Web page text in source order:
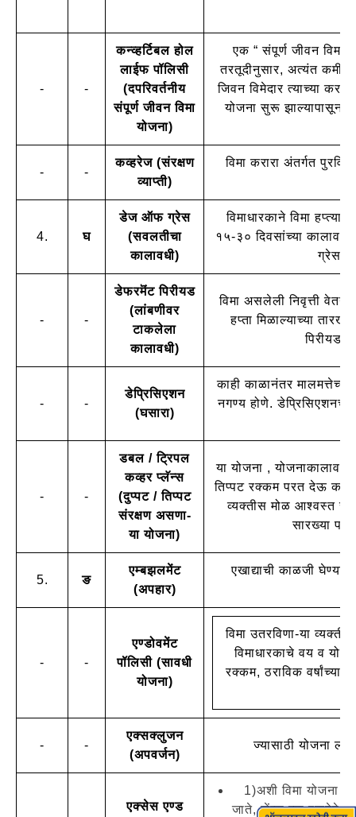
- -
कन्व्हर्टिबल होल
लाईफ पॉलिसी
(दपरिवर्तनीय
संपूर्ण जीवन विमा
योजना)
एक “ संपूर्ण जीवन विमा
तरतूदीनुसार, अत्यंत कमी
जिवन विमेदार त्याच्या
योजना सुरू झाल्यापासून ५
- -
कव्हरेज (संरक्षण
व्याप्ती)
विमा करारा अंतर्गत
4. घ
डेज ऑफ ग्रेस
(सवलतीचा
कालावधी)
विमाधारकाने विमा
१५-३० दिवसांच्या
ग्रेस (
- -
डेफरमॆंट पिरीयड
(लांबणीवर
टाकलेला
कालावधी)
विमा असलेली निवृत्ती वेतन
हप्ता मिळाल्याच्या
- -
डेप्रिसिएशन
(घसारा)
काही काळानंतर
नगण्य होणे. डेप्रिसिएशनचा
- -
डबल / ट्रिपल
कव्हर प्लॅन्स
(दुप्पट / तिप्पट
संरक्षण असणा-
या योजना)
या योजना ,
तिप्पट रक्कम परत देऊ
व्यक्तीस मोळ आश्वस्त
सारख्या
5. ङ
एम्बझलमेंट
(अपहार)
एखाद्याची काळजी
- -
एण्डोवमेंट
पॉलिसी (सावधी
योजना)
विमा उतरविणा-या
विमाधारकाचे वय व
रक्कम, ठराविक वर्षांच्या
- -
एक्सक्लुजन
(अपवर्जन)
ज्यासाठी योजना
एक्सेस एण्ड
1)अशी विमा योजना
जाते, जेंव्हा त्या